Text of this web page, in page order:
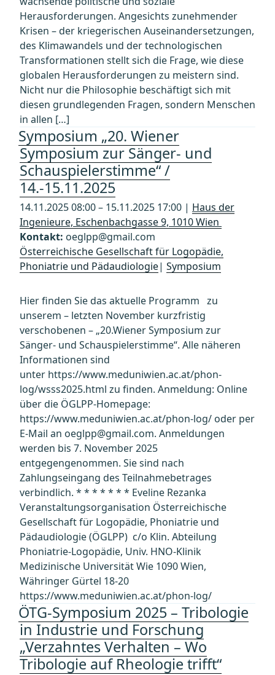
Herausforderungen. Angesichts zunehmender
Krisen – der kriegerischen Auseinandersetzungen,
des Klimawandels und der technologischen
Transformationen stellt sich die Frage, wie diese
globalen Herausforderungen zu meistern sind.
Nicht nur die Philosophie beschäftigt sich mit
diesen grundlegenden Fragen, sondern Menschen
in allen […]
Symposium „20. Wiener
Symposium zur Sänger- und
Schauspielerstimme“ /
14.-15.11.2025
14.11.2025 08:00 – 15.11.2025 17:00 | Haus der
Ingenieure, Eschenbachgasse 9, 1010 Wien
Kontakt: oeglpp@gmail.com
Österreichische Gesellschaft für Logopädie,
Phoniatrie und Pädaudiologie| Symposium
Hier finden Sie das aktuelle Programm zu
unserem – letzten November kurzfristig
verschobenen – „20.Wiener Symposium zur
Sänger- und Schauspielerstimme“. Alle näheren
Informationen sind
unter https://www.meduniwien.ac.at/phon-
log/wsss2025.html zu finden. Anmeldung: Online
über die ÖGLPP-Homepage:
https://www.meduniwien.ac.at/phon-log/ oder per
E-Mail an oeglpp@gmail.com. Anmeldungen
werden bis 7. November 2025
entgegengenommen. Sie sind nach
Zahlungseingang des Teilnahmebetrages
verbindlich. * * * * * * * Eveline Rezanka
Veranstaltungsorganisation Österreichische
Gesellschaft für Logopädie, Phoniatrie und
Pädaudiologie (ÖGLPP) c/o Klin. Abteilung
Phoniatrie-Logopädie, Univ. HNO-Klinik
Medizinische Universität Wie 1090 Wien,
Währinger Gürtel 18-20
https://www.meduniwien.ac.at/phon-log/
ÖTG-Symposium 2025 – Tribologie
in Industrie und Forschung
„Verzahntes Verhalten – Wo
Tribologie auf Rheologie trifft“